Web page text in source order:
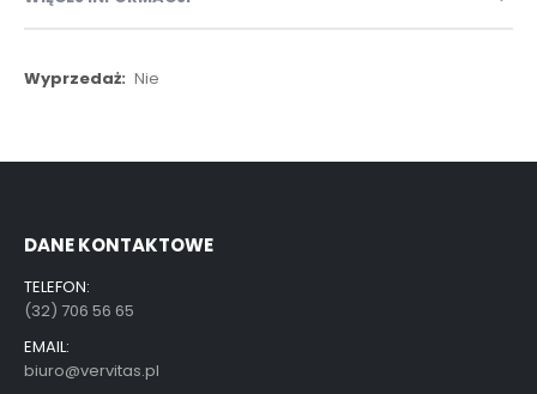
Więcej
Nie
DANE KONTAKTOWE
TELEFON:
(32) 706 56 65
EMAIL:
biuro@vervitas.pl